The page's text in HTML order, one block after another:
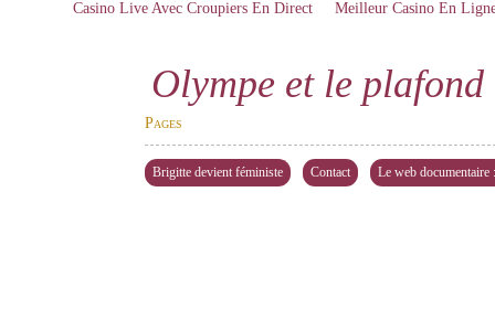
Casino Live Avec Croupiers En Direct Meilleur Casino En
Olympe et le plafond
Pages
Brigitte devient féministe Contact Le web documentaire